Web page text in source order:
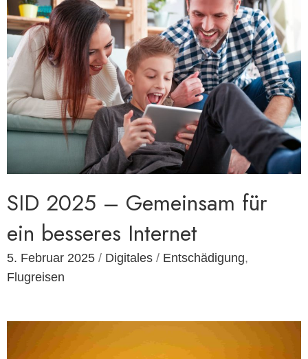
SID 2025 – Gemeinsam für
ein besseres Internet
5. Februar 2025 / Digitales / Entschädigung,
Flugreisen